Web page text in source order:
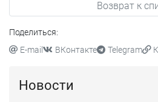
Новости
Возврат к
Поделиться:
E-mail
ВКонтакте Telegram